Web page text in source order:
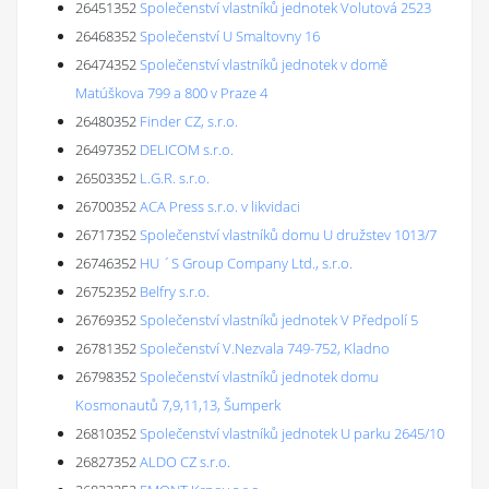
26451352Společenství vlastníků jednotek Volutová 2523
26468352Společenství U Smaltovny 16
26474352Společenství vlastníků jednotek v domě
Matúškova 799 a 800 v Praze 4
26480352 Finder CZ, s.r.o.
26497352 DELICOM s.r.o.
26503352 L.G.R. s.r.o.
26700352ACA Press s.r.o. v likvidaci
26717352Společenství vlastníků domu U družstev 1013/7
26746352 HU ´S Group Company Ltd., s.r.o.
26752352 Belfry s.r.o.
26769352Společenství vlastníků jednotek V Předpolí 5
26781352Společenství V.Nezvala 749-752, Kladno
26798352Společenství vlastníků jednotek domu
Kosmonautů 7,9,11,13, Šumperk
26810352Společenství vlastníků jednotek U parku 2645/10
26827352ALDO CZ s.r.o.